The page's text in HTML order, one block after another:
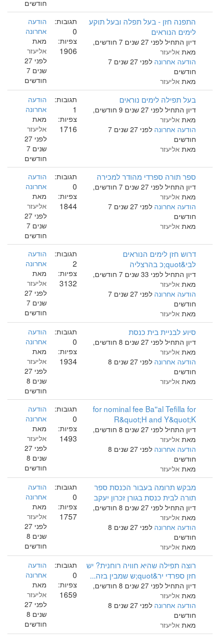
חודשים
התפנה חזן - בעל תפלה ובעל תוקע
לימים הנוראים
דיון התחיל לפני 27 שנים 7 חודשים,
מאת אליעזר
הודעה אחרונה
לפני 27 שנים 7
חודשים
מאת אליעזר
תגובות:
0
צפיות:
1906
הודעה
אחרונה
מאת
אליעזר
לפני 27
שנים 7
חודשים
בעל תפילה לימים נוראים
דיון התחיל לפני 27 שנים 9 חודשים,
מאת אליעזר
הודעה אחרונה
לפני 27 שנים 7
חודשים
מאת אליעזר
תגובות:
1
צפיות:
1716
הודעה
אחרונה
מאת
אליעזר
לפני 27
שנים 7
חודשים
ספר תורה ספרדי מהודר למכירה
דיון התחיל לפני 27 שנים 7 חודשים,
מאת אליעזר
הודעה אחרונה
לפני 27 שנים 7
חודשים
מאת אליעזר
תגובות:
0
צפיות:
1844
הודעה
אחרונה
מאת
אליעזר
לפני 27
שנים 7
חודשים
דרוש חזן לימים הנוראים
לבי&quot;כ בהרצליה
דיון התחיל לפני 33 שנים 7 חודשים,
מאת אליעזר
הודעה אחרונה
לפני 27 שנים 7
חודשים
מאת אליעזר
תגובות:
2
צפיות:
3132
הודעה
אחרונה
מאת
אליעזר
לפני 27
שנים 7
חודשים
סיוע לבניית בית כנסת
דיון התחיל לפני 27 שנים 8 חודשים,
מאת אליעזר
הודעה אחרונה
לפני 27 שנים 8
חודשים
מאת אליעזר
תגובות:
0
צפיות:
1934
הודעה
אחרונה
מאת
אליעזר
לפני 27
שנים 8
חודשים
for nominal fee Ba''al Tefilla for
R&quot;H and Y&quot;K
דיון התחיל לפני 27 שנים 8 חודשים,
מאת אליעזר
הודעה אחרונה
לפני 27 שנים 8
חודשים
מאת אליעזר
תגובות:
0
צפיות:
1493
הודעה
אחרונה
מאת
אליעזר
לפני 27
שנים 8
חודשים
מבקש תרומה בעבור הכנסת ספר
תורה לבית כנסת בגורן זכרון יעקב
דיון התחיל לפני 27 שנים 8 חודשים,
מאת אליעזר
הודעה אחרונה
לפני 27 שנים 8
חודשים
מאת אליעזר
תגובות:
0
צפיות:
1757
הודעה
אחרונה
מאת
אליעזר
לפני 27
שנים 8
חודשים
רוצה תפילה שהיא חוויה רוחנית? יש
חזן ספרדי יר&quot;ש שמבין בזה...
דיון התחיל לפני 27 שנים 8 חודשים,
מאת אליעזר
הודעה אחרונה
לפני 27 שנים 8
חודשים
מאת אליעזר
תגובות:
0
צפיות:
1659
הודעה
אחרונה
מאת
אליעזר
לפני 27
שנים 8
חודשים